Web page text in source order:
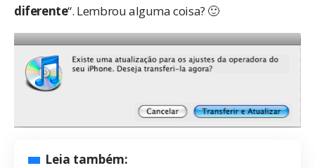
diferente“. Lembroualguma coisa? 🙂
Leia também: